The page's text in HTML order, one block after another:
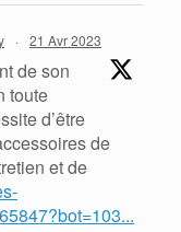
· 21 Avr 2023
de son
toute
d’être
de
et de